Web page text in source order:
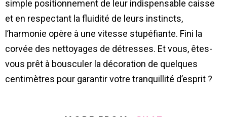
simple positionnement de leur indispensable caisse
et en respectant la fluidité de leurs instincts,
l’harmonie opère à une vitesse stupéfiante. Fini la
corvée des nettoyages de détresses. Et vous, êtes-
vous prêt à bousculer la décoration de quelques
centimètres pour garantir votre tranquillité d’esprit ?